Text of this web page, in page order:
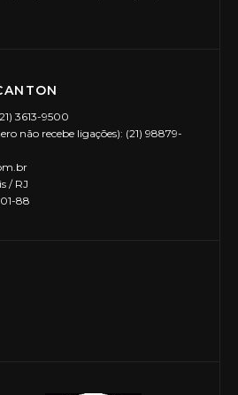
3613-9500
não recebe ligações): (21) 98879-
/ RJ
88